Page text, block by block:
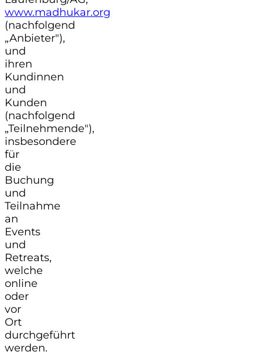
www.madhukar.org
(nachfolgend
„Anbieter"),
und
ihren
Kundinnen
und
Kunden
(nachfolgend
„Teilnehmende"),
insbesondere
für
die
Buchung
und
Teilnahme
an
Events
und
Retreats,
welche
online
oder
vor
Ort
durchgeführt
werden.